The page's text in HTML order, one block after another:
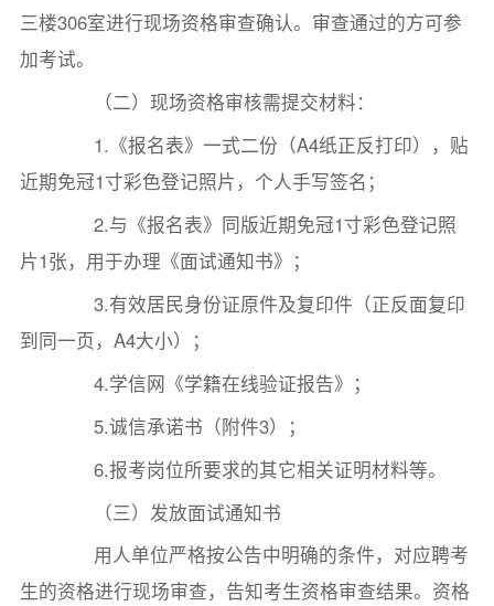
三楼306室进行现场资格审查确认。审查通过的方可参
加考试。
（二）现场资格审核需提交材料：
1.《报名表》一式二份（A4纸正反打印），贴
近期免冠1寸彩色登记照片，个人手写签名；
2.与《报名表》同版近期免冠1寸彩色登记照
片1张，用于办理《面试通知书》；
3.有效居民身份证原件及复印件（正反面复印
到同一页，A4大小）；
4.学信网《学籍在线验证报告》；
5.诚信承诺书（附件3）；
6.报考岗位所要求的其它相关证明材料等。
（三）发放面试通知书
用人单位严格按公告中明确的条件，对应聘考
生的资格进行现场审查，告知考生资格审查结果。资格